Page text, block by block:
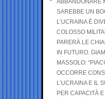
ABBANDONARE
SAREBBE UN
L’UCRAINA È
COLOSSO
PARERÀ LE
IN FUTURO.
MASSOLO:
OCCORRE
L’UCRAINA E IL
PER CAPACITÀ E